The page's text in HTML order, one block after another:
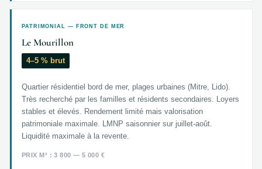
PATRIMONIAL — FRONT DE MER
Le Mourillon
4–5 % brut
Quartier résidentiel bord de mer, plages urbaines (Mitre, Lido).
Très recherché par les familles et résidents secondaires. Loyers
stables et élevés. Rendement limité mais valorisation
patrimoniale maximale. LMNP saisonnier sur juillet-août.
Liquidité maximale à la revente.
PRIX M² : 3 800 — 5 000 €